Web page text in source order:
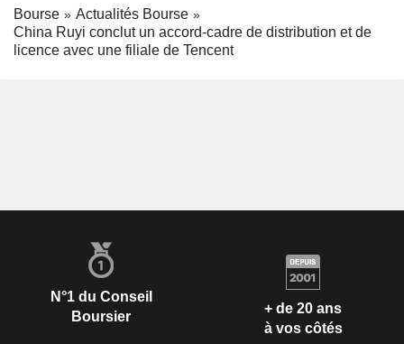
Bourse
Actualités Bourse
China Ruyi conclut un accord-cadre de distribution et de
licence avec une filiale de Tencent
N°1 du Conseil
Boursier
+ de 20 ans
à vos côtés